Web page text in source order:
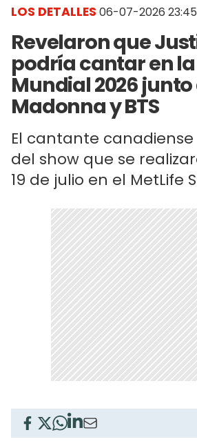
LOS DETALLES 06-07-2026 23:45
Revelaron que
podría cantar en
Mundial 2026
Madonna y BTS
El cantante
del show que se
19 de julio en el MetLife